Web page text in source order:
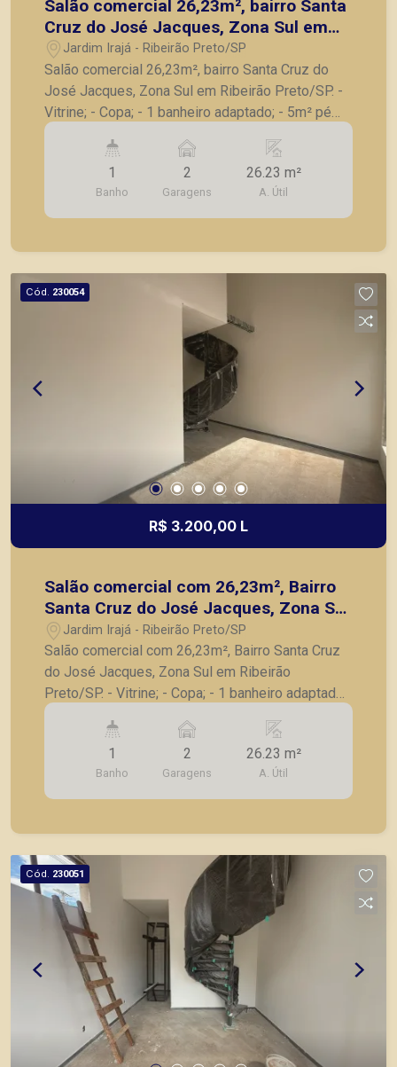
Salão comercial 26,23m², bairro Santa
Cruz do José Jacques, Zona Sul em
Ribeirão Preto/SP.
Jardim Irajá - Ribeirão Preto/SP
Salão comercial 26,23m², bairro Santa Cruz do
José Jacques, Zona Sul em Ribeirão Preto/SP. -
Vitrine; - Copa; - 1 banheiro adaptado; - 5m² pé
direito; - Mezanino com 10.97m²; - 2 vagas de
seus clientes com agilidade e segurança, em
locação, vendas de imóveis prontos, usados ou
mesmo nos principais lançamentos da cidade de
1
Banho
2
Garagens
26.23 m²
A. Útil
Cód. 230054
R$ 3.200,00 L
Salão comercial com 26,23m², Bairro
Santa Cruz do José Jacques, Zona Sul
em Ribeirão Preto/SP.
Jardim Irajá - Ribeirão Preto/SP
Salão comercial com 26,23m², Bairro Santa Cruz
do José Jacques, Zona Sul em Ribeirão
Preto/SP. - Vitrine; - Copa; - 1 banheiro adaptado;
- 5m² pé direito; - Mezanino com 10.97m²; - 2
vagas de garagem. A Piramid tem como objetivo
atender seus clientes com agilidade e segurança,
em locação, vendas de imóveis prontos, usados
ou mesmo nos principais lançamentos da cidade
1
Banho
2
Garagens
26.23 m²
A. Útil
Cód. 230051